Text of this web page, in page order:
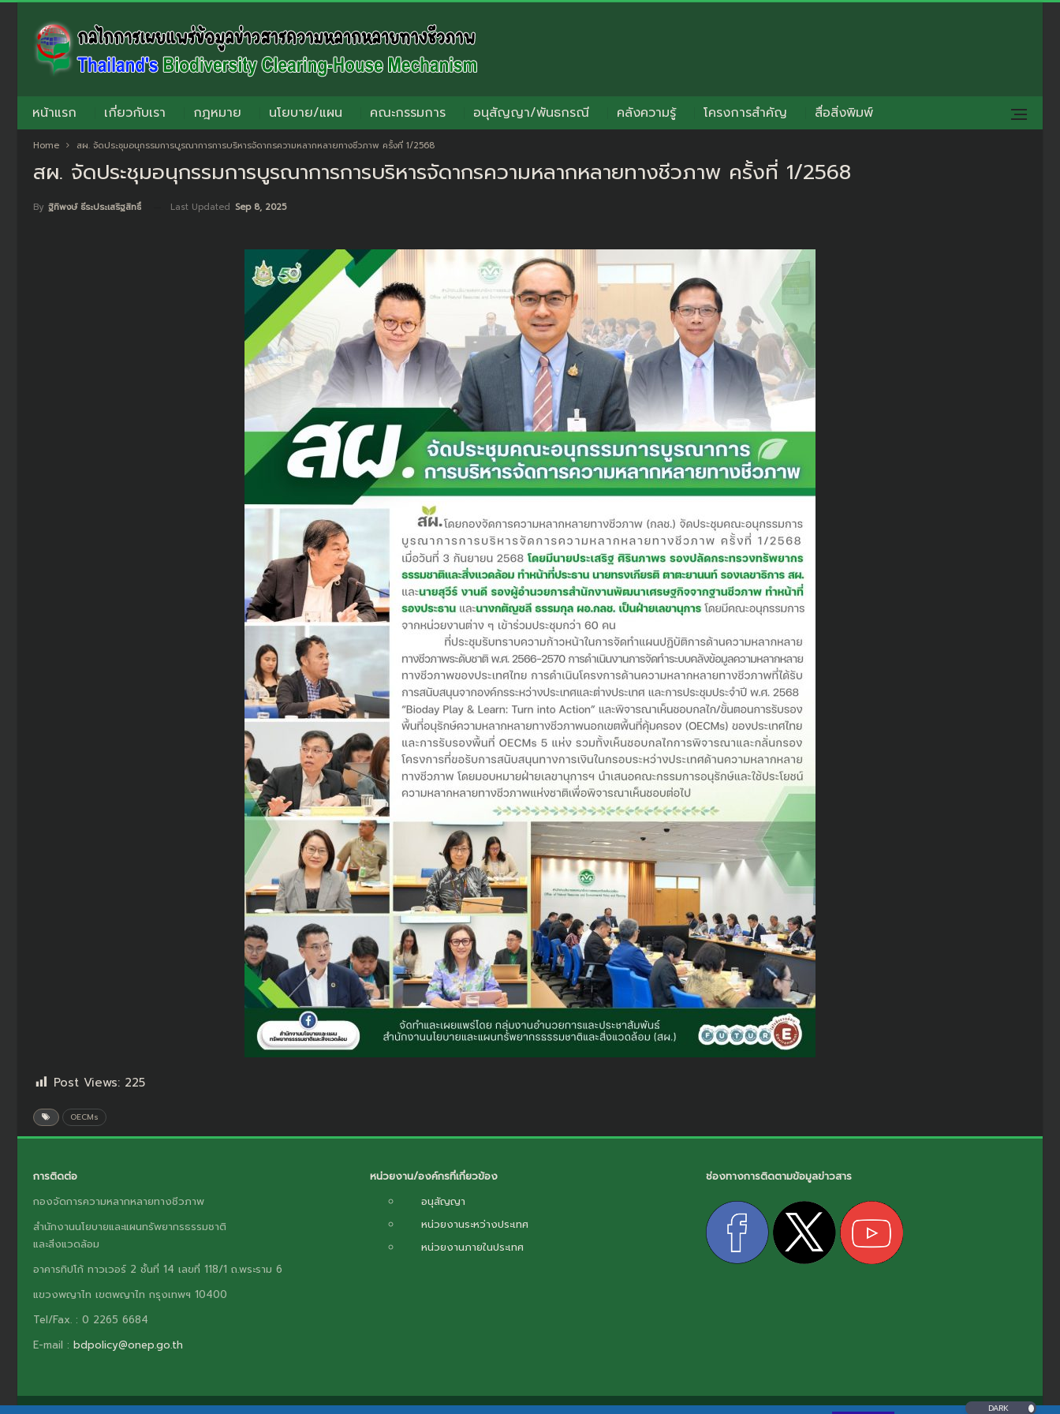
หน้าแรก เกี่ยวกับเรา กฎหมาย นโยบาย/แผน คณะกรรมการ อนุสัญญา/พันธกรณี คลังความรู้ โครงการสำคัญ สื่อสิ่งพิมพ์
Home สผ. จัดประชุมอนุกรรมการบูรณาการการบริหารจัดากรความหลากหลายทางชีวภาพ ครั้งที่ 1/2568
สผ. จัดประชุมอนุกรรมการบูรณาการการบริหารจัดากรความหลากหลายทางชีวภาพ ครั้งที่ 1/2568
By ฐิทิพงษ์ ธีระประเสริฐสิทธิ์ Last Updated Sep 8, 2025
Post Views: 225
OECMs
การติดต่อ
กองจัดการความหลากหลายทางชีวภาพ
สำนักงานนโยบายและแผนทรัพยากรธรรมชาติ
และสิ่งแวดล้อม
อาคารทิปโก้ ทาวเวอร์ 2 ชั้นที่ 14 เลขที่ 118/1 ถ.พระราม 6
แขวงพญาไท เขตพญาไท กรุงเทพฯ 10400
Tel/Fax. : 0 2265 6684
E-mail : bdpolicy@onep.go.th
หน่วยงาน/องค์กรที่เกี่ยวข้อง
อนุสัญญา
หน่วยงานระหว่างประเทศ
หน่วยงานภายในประเทศ
ช่องทางการติดตามข้อมูลข่าวสาร
นโยบายและแนวปฏิบัติด้านสารสนเทศ|นโยบายคุ้มครองข้อมูลส่วนบุคคล นโยบายคุกกี้
DARK